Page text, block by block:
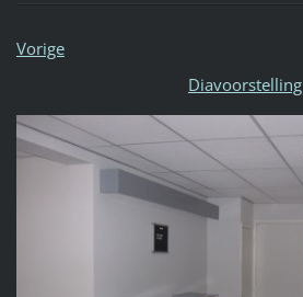
Vorige
Diavoorstelling